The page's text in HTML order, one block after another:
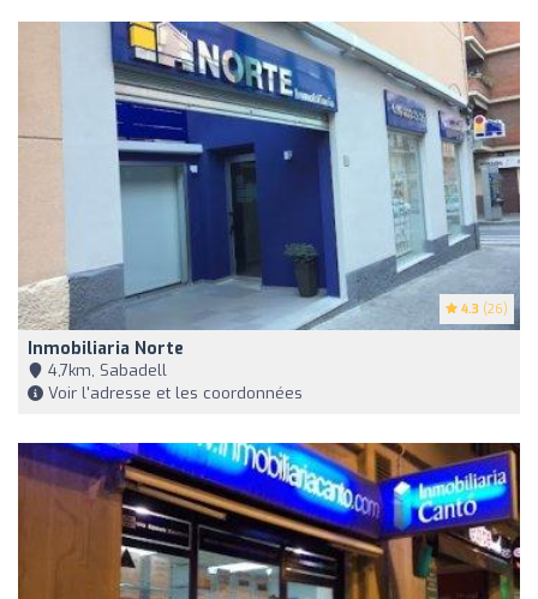
4.3 (26)
Inmobiliaria Norte
4,7km, Sabadell
Voir l'adresse et les coordonnées